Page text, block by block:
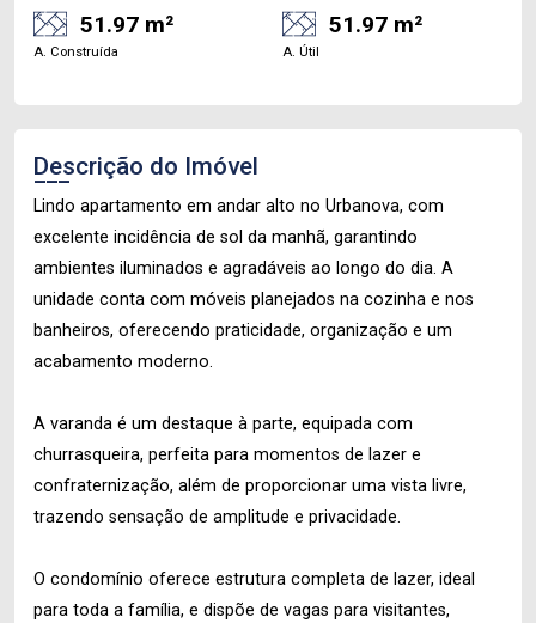
51.97 m²
A. Construída
51.97 m²
A. Útil
Descrição do Imóvel
Lindo apartamento em andar alto no Urbanova, com
excelente incidência de sol da manhã, garantindo
ambientes iluminados e agradáveis ao longo do dia. A
unidade conta com móveis planejados na cozinha e nos
banheiros, oferecendo praticidade, organização e um
acabamento moderno.
A varanda é um destaque à parte, equipada com
churrasqueira, perfeita para momentos de lazer e
confraternização, além de proporcionar uma vista livre,
trazendo sensação de amplitude e privacidade.
O condomínio oferece estrutura completa de lazer, ideal
para toda a família, e dispõe de vagas para visitantes,